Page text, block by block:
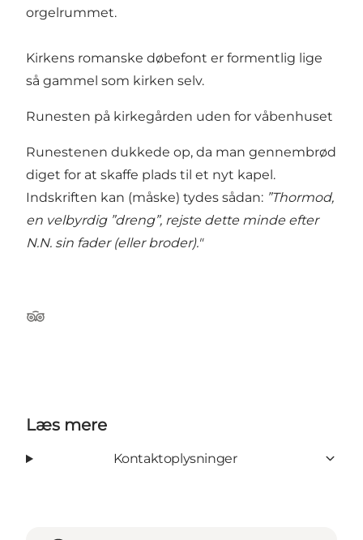
orgelrummet.
Kirkens romanske døbefont er formentlig lige
så gammel som kirken selv.
Runesten på kirkegården uden for våbenhuset
Runestenen dukkede op, da man gennembrød
diget for at skaffe plads til et nyt kapel.
Indskriften kan (måske) tydes sådan: ”Thormod,
en velbyrdig ”dreng”, rejste dette minde efter
N.N. sin fader (eller broder)."
TripAdvisor
Læs mere
Kontaktoplysninger